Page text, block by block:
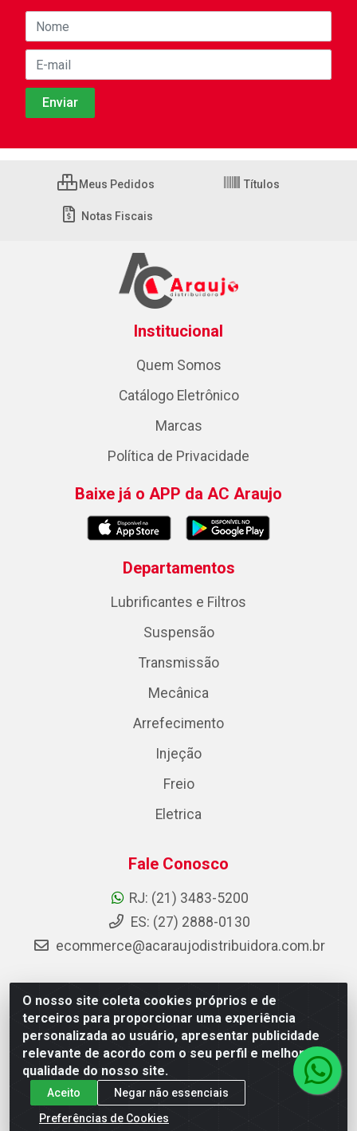
O nosso site coleta cookies próprios e de
terceiros para proporcionar uma experiência
personalizada ao usuário, apresentar publicidade
relevante de acordo com o seu perfil e melhorar a
qualidade do nosso site.
Aceito
Negar não essenciais
Preferências de Cookies
Meus Pedidos Títulos
Notas Fiscais
Institucional
Quem Somos
Catálogo Eletrônico
Marcas
Política de Privacidade
Baixe já o APP da AC Araujo
Departamentos
Lubrificantes e Filtros
Suspensão
Transmissão
Mecânica
Arrefecimento
Injeção
Freio
Eletrica
Fale Conosco
RJ: (21) 3483-5200
ES: (27) 2888-0130
ecommerce@acaraujodistribuidora.com.br
AC Araujo Distribuidora - Rua Carneiro de Campos, 42 -
São Cristóvão, Rio de Janeiro/RJ - CEP 20.920-410 -
CNPJ 08.744.753/0003-85